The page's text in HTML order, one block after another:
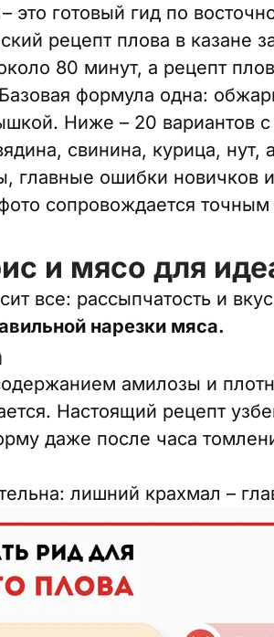
это готовый гид по
рецепт плова в казане
80 минут, а рецепт
формула одна:
Ниже – 20 вариантов
свинина, курица, нут,
главные ошибки новичков
сопровождается
и мясо для
все: рассыпчатость и
нарезки мяса.
амилозы и
Настоящий рецепт
даже после часа
лишний крахмал –